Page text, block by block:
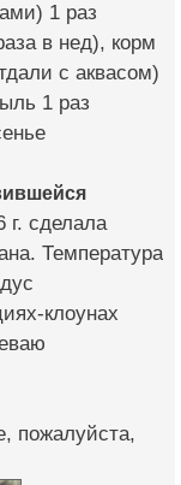
1 раз
в нед), корм
с аквасом)
1 раз
г. сделала
Температура
клоунах
пожалуйста,